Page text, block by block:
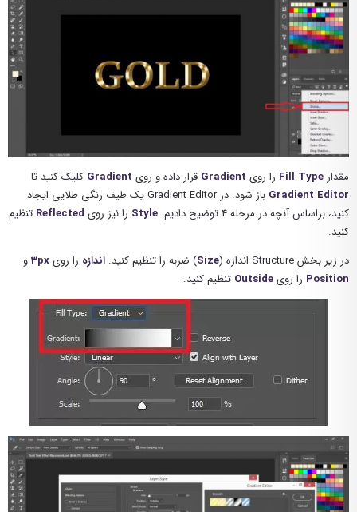
مقدار Fill Type را روی Gradient قرار داده و روی Gradient کلیک کنید تا
Gradient Editor
باز شود. در Gradient Editor یک طیف رنگی طلایی ایجاد
کنید، براساس آنچه در مرحله 4 توضیح دادیم.
Style را نیز روی Reflected تنظیم
کنید.
در زیر بخش Structure اندازه (
Size) ضربه را تنظیم کنید. اندازه را روی3pxو
Position را رویOutside تنظیم کنید.